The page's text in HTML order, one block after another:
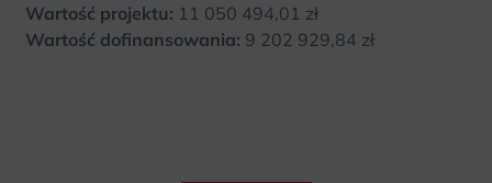
Wartość projektu: 11 050 494,01 zł
Wartość dofinansowania: 9 202 929,84 zł